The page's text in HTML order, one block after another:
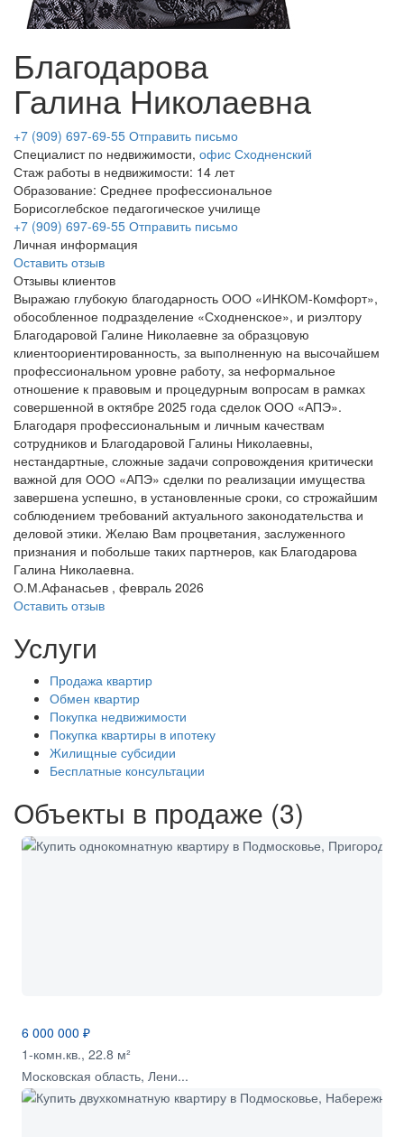
Благодарова
Галина Николаевна
+7 (909) 697-69-55 Отправить письмо
Специалист по недвижимости, офис Сходненский
Стаж работы в недвижимости: 14 лет
Образование: Среднее профессиональное
Борисоглебское педагогическое училище
+7 (909) 697-69-55 Отправить письмо
Личная информация
Оставить отзыв
Отзывы клиентов
Выражаю глубокую благодарность ООО «ИНКОМ-Комфорт»,
обособленное подразделение «Сходненское», и риэлтору
Благодаровой Галине Николаевне за образцовую
клиентоориентированность, за выполненную на высочайшем
профессиональном уровне работу, за неформальное
отношение к правовым и процедурным вопросам в рамках
совершенной в октябре 2025 года сделок ООО «АПЭ».
Благодаря профессиональным и личным качествам
сотрудников и Благодаровой Галины Николаевны,
нестандартные, сложные задачи сопровождения критически
важной для ООО «АПЭ» сделки по реализации имущества
завершена успешно, в установленные сроки, со строжайшим
соблюдением требований актуального законодательства и
деловой этики. Желаю Вам процветания, заслуженного
признания и побольше таких партнеров, как Благодарова
Галина Николаевна.
О.М.Афанасьев , февраль 2026
Оставить отзыв
Услуги
Продажа квартир
Обмен квартир
Покупка недвижимости
Покупка квартиры в ипотеку
Жилищные субсидии
Бесплатные консультации
Объекты в продаже (3)
6 000 000 ₽
1-комн.кв., 22.8 м²
Московская область, Лени...